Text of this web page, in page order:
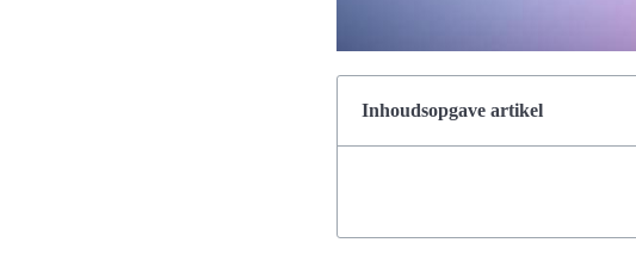
Inhoudsopgave artikel